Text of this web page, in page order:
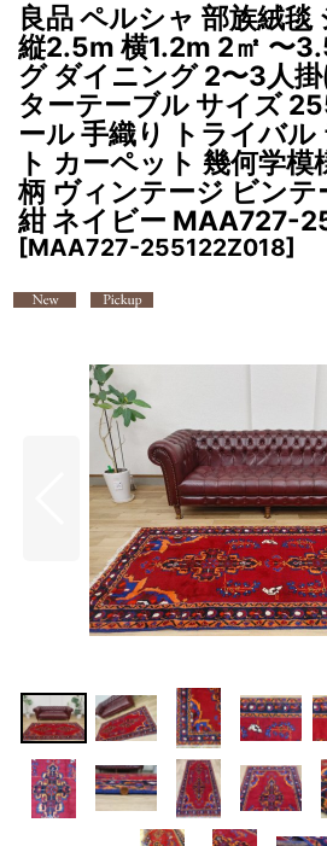
良品 ペルシャ 部族絨毯
縦2.5m 横1.2m 2㎡ 〜
グ ダイニング 2〜3人
ターテーブル サイズ
ール 手織り トライバル
ト カーペット 幾何学
柄 ヴィンテージ ビンテ
紺 ネイビー MAA727-
[MAA727-255122Z018]